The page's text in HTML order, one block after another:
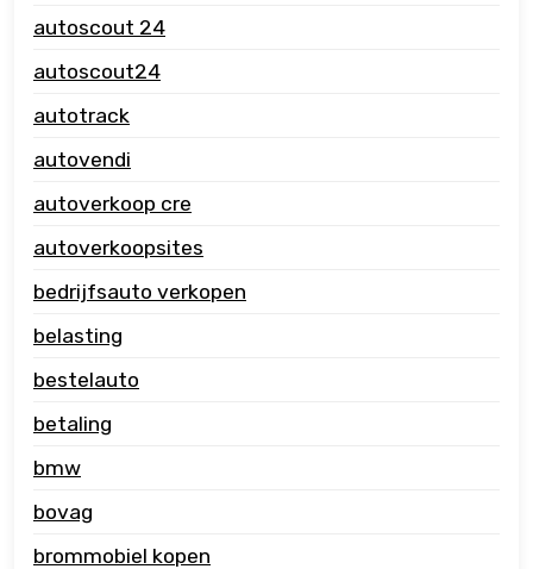
autoscout 24
autoscout24
autotrack
autovendi
autoverkoop cre
autoverkoopsites
bedrijfsauto verkopen
belasting
bestelauto
betaling
bmw
bovag
brommobiel kopen